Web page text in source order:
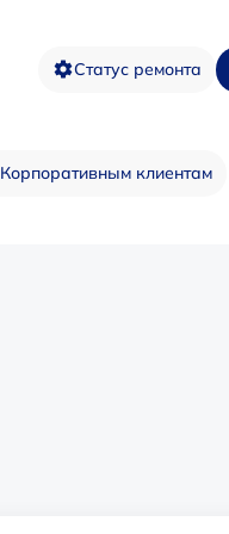
Статус ремонта
Корпоративным клиентам